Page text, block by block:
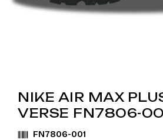
NIKE AIR MAX
VERSE FN7806-
FN7806-001